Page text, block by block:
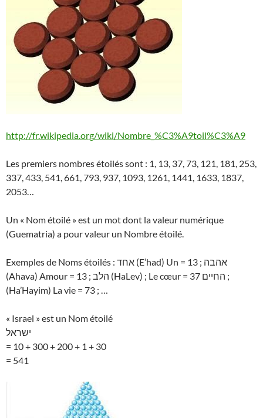
http://fr.wikipedia.org/wiki/Nombre_%C3%A9toil%C3%A9
Les premiers nombres étoilés sont : 1, 13, 37, 73, 121, 181, 253,
337, 433, 541, 661, 793, 937, 1093, 1261, 1441, 1633, 1837,
2053…
Un « Nom étoilé » est un mot dont la valeur numérique
(Guematria) a pour valeur un Nombre étoilé.
Exemples de Noms étoilés : אחד (E’had) Un = 13 ; אהבה
(Ahava) Amour = 13 ; הלב (HaLev) ; Le cœur = 37 החיים ;
(Ha’Hayim) La vie = 73 ; …
« Israel » est un Nom étoilé
ישראל
= 10 + 300 + 200 + 1 + 30
= 541